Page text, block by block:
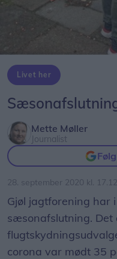
Livet her
Mette Møller
Journalist
28. september 2020 kl. 17.12
Gjøl jagtforening har
sæsonafslutning. Det
corona var mødt 35